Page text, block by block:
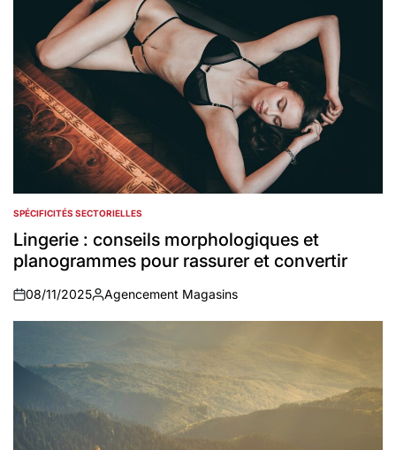
POSTED
IN
SPÉCIFICITÉS SECTORIELLES
Lingerie : conseils morphologiques et
planogrammes pour rassurer et convertir
on
08/11/2025
Auteur
Agencement Magasins